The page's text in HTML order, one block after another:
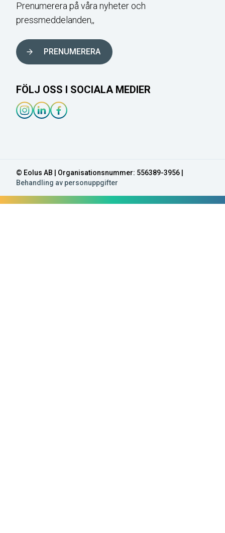
Prenumerera på våra nyheter och
pressmeddelanden,,
PRENUMERERA
FÖLJ OSS I SOCIALA MEDIER
© Eolus AB | Organisationsnummer: 556389-3956 |
Behandling av personuppgifter